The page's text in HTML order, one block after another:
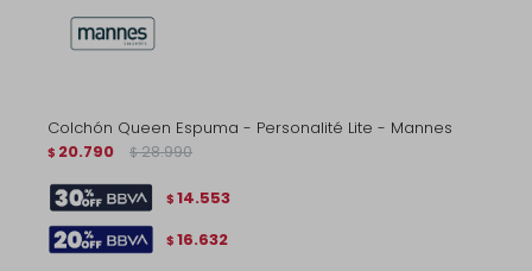
Colchón Queen Espuma - Personalité Lite - Mannes
$ 20.790 $ 28.990
$ 14.553
$ 16.632